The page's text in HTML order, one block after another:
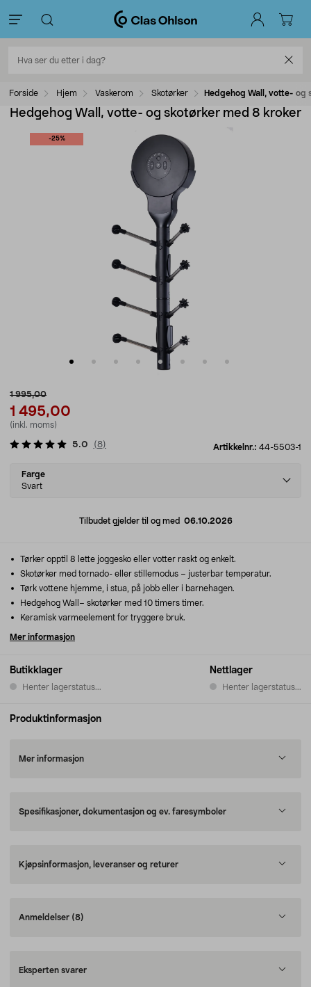
Forside Hjem Vaskerom Skotørker Hedgehog Wall, votte- og
Hedgehog Wall, votte- og skotørker med 8 kroker
-25%
1 995,00
1 495,00
(inkl. moms)
Artikkelnr.: 44-5503-1
5.0 (8)
Select
variant
Farge
Svart
Tilbudet gjelder til og med 06.10.2026
Butikklager
Henter lagerstatus...
Nettlager
Henter lagerstatus...
Tørker opptil 8 lette joggesko eller votter raskt og enkelt.
Skotørker med tornado- eller stillemodus – justerbar temperatur.
Tørk vottene hjemme, i stua, på jobb eller i barnehagen.
Hedgehog Wall– skotørker med 10 timers timer.
Keramisk varmeelement for tryggere bruk.
Mer informasjon
Produktinformasjon
Mer informasjon
Spesifikasjoner, dokumentasjon og ev. faresymboler
Kjøpsinformasjon, leveranser og returer
Anmeldelser (8)
Eksperten svarer